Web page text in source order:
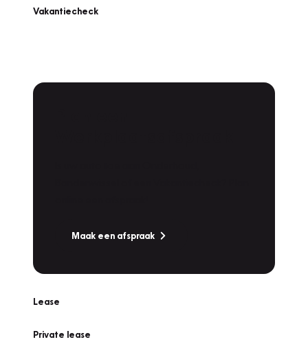
Vakantiecheck
Maak een afspraak
Lease
Private lease